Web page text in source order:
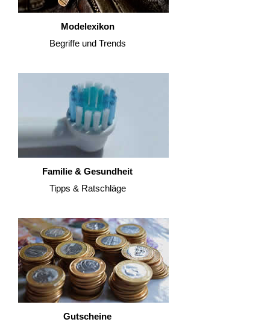
Modelexikon
Begriffe und Trends
Familie & Gesundheit
Tipps & Ratschläge
Gutscheine